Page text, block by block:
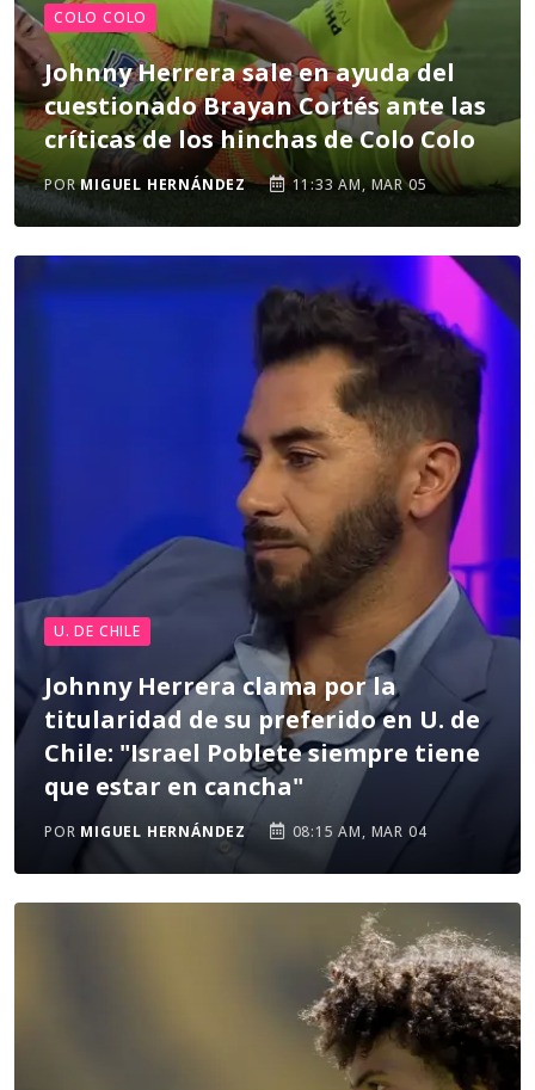
COLO COLO
Johnny Herrera sale en ayuda del
cuestionado Brayan Cortés ante las
críticas de los hinchas de Colo Colo
PORMIGUEL HERNÁNDEZ 11:33 AM, MAR 05
U. DE CHILE
Johnny Herrera clama por la
titularidad de su preferido en U. de
Chile: "Israel Poblete siempre tiene
que estar en cancha"
POR MIGUEL HERNÁNDEZ 08:15 AM, MAR 04